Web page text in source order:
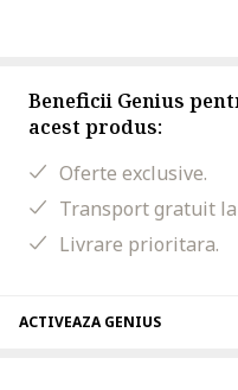
Beneficii Genius
acest produs:
Oferte exclusive.
Transport gratuit la
Livrare prioritara.
ACTIVEAZA GENIUS